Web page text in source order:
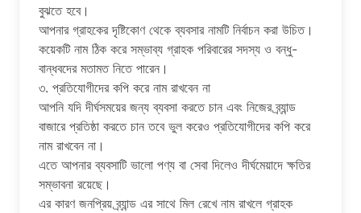
বুঝতে হবে।
আপনার গ্রাহকের দৃষ্টিকোণ থেকে ব্যবসার নামটি নির্বাচন করা উচিত।
কয়েকটি নাম ঠিক করে সম্ভাব্য গ্রাহক পরিবারের সদস্য ও বন্ধু-
বান্ধবদের মতামত নিতে পারেন।
৩. প্রতিযোগীদের কপি করে নাম রাখবেন না
আপনি যদি দীর্ঘসময়ের জন্য ব্যবসা করতে চান এবং নিজের ব্র্যান্ড
বাজারে প্রতিষ্ঠা করতে চান তবে ভুল করেও প্রতিযোগীদের কপি করে
নাম রাখবেন না।
এতে আপনার ব্যবসাটি ভালো পণ্য বা সেবা দিলেও দীর্ঘমেয়াদে ক্ষতির
সম্ভাবনা রয়েছে।
এর কারণ জনপ্রিয় ব্র্যান্ড এর সাথে মিল রেখে নাম রাখলে গ্রাহক